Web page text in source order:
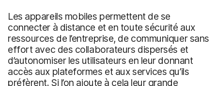
Les appareils mobiles permettent de se
connecter à distance et en toute sécurité aux
ressources de l’entreprise, de communiquer sans
effort avec des collaborateurs dispersés et
d’autonomiser les utilisateurs en leur donnant
accès aux plateformes et aux services qu’ils
préfèrent. Si l’on ajoute à cela leur grande